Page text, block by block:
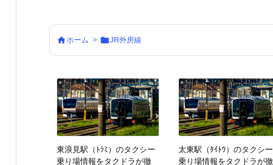
ホーム > JR外房線
東浪見駅（ﾄﾗﾐ）のタクシー
乗り場情報をタクドラが徹
太東駅（ﾀｲﾄｳ）のタクシー
乗り場情報をタクドラが徹